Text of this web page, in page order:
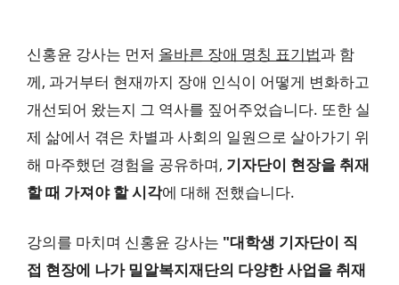
신홍윤 강사는 먼저 올바른 장애 명칭 표기법과 함
께, 과거부터 현재까지 장애 인식이 어떻게 변화하고
개선되어 왔는지 그 역사를 짚어주었습니다. 또한 실
제 삶에서 겪은 차별과 사회의 일원으로 살아가기 위
해 마주했던 경험을 공유하며, 기자단이 현장을 취재
할 때 가져야 할 시각에 대해 전했습니다.
강의를 마치며 신홍윤 강사는 "대학생 기자단이 직
접 현장에 나가 밀알복지재단의 다양한 사업을 취재